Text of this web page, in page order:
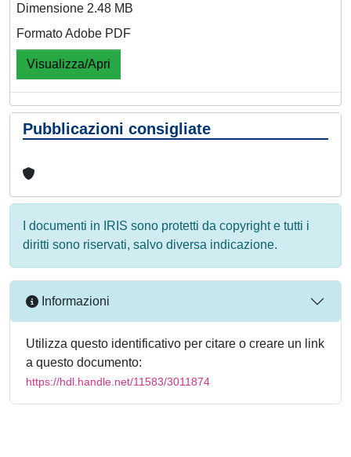
Dimensione 2.48 MB
Formato Adobe PDF
Visualizza/Apri
Pubblicazioni consigliate
I documenti in IRIS sono protetti da copyright e tutti i
diritti sono riservati, salvo diversa indicazione.
Informazioni
Utilizza questo identificativo per citare o creare un link
a questo documento:
https://hdl.handle.net/11583/3011874